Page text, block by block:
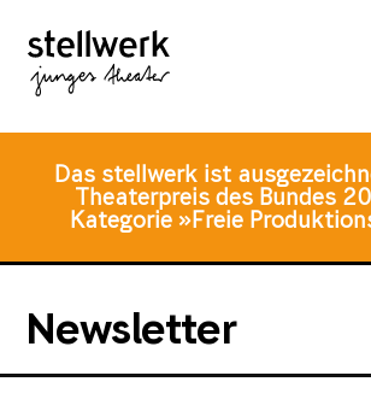
Hauptmenü
Inhalt
springen
Fusszeile
springen
Das stellwerk ist
Theaterpreis des Bundes
Kategorie »Freie
Newsletter